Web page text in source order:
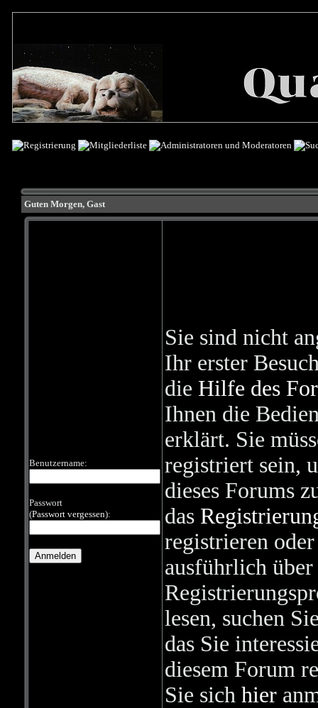
Guten Morgen, Gast
Benutzername:
Passwort
(Passwort vergessen):
Sie sind nicht
Ihr erster
die Hilfe des
Ihnen die
erklärt. Sie
registriert sein,
dieses Forums
das
registrieren
ausführlich über
lesen, suchen
das Sie
diesem Forum
Sie sich hier